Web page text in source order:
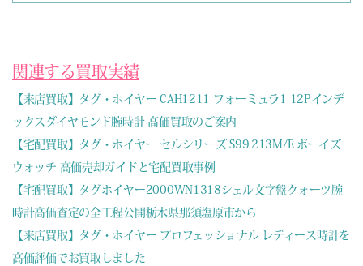
関連する買取実績
【来店買取】タグ・ホイヤー CAH1211 フォーミュラ1 12Pインデ
ックスダイヤモンド腕時計 高価買取のご案内
【宅配買取】タグ・ホイヤー セルシリーズ S99.213M/E ボーイズ
ウォッチ 高価売却ガイドと宅配買取事例
【宅配買取】タグホイヤー2000WN1318シェル文字盤クォーツ腕
時計高価査定の全工程公開栃木県那須塩原市から
【来店買取】タグ・ホイヤー プロフェッショナル レディース時計を
高価評価でお買取しました